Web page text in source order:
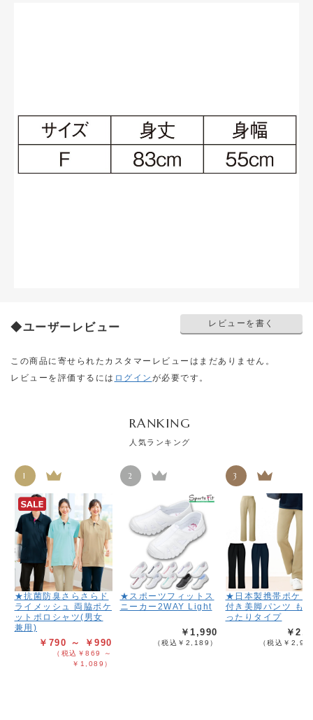
◆ユーザーレビュー レビューを書く
この商品に寄せられたカスタマーレビューはまだありません。
レビューを評価するには ログイン が必要です。
RANKING
人気ランキング
1
★抗菌防臭さらさらド
ライメッシュ 両脇ポケ
ットポロシャツ(男女
兼用)
￥790 ～ ￥990
（税込￥869 ～
￥1,089）
2
★スポーツフィットス
ニーカー2WAY Light
￥1,990
（税込￥2,189）
3
★日本製携帯ポケッ
付き美脚パンツ も
ったりタイプ
￥
（税込￥